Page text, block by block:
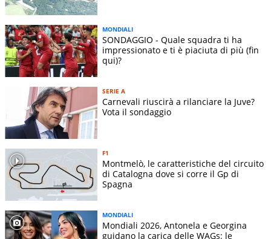
MONDIALI
SONDAGGIO - Quale squadra ti ha
impressionato e ti è piaciuta di più (fin
qui)?
SERIE A
Carnevali riuscirà a rilanciare la Juve?
Vota il sondaggio
F1
Montmelò, le caratteristiche del circuito
di Catalogna dove si corre il Gp di
Spagna
MONDIALI
Mondiali 2026, Antonela e Georgina
guidano la carica delle WAGs: le